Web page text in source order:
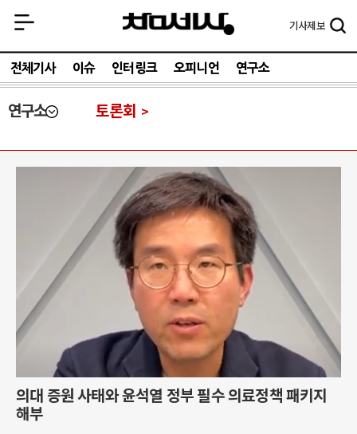
기사제보
전체기사 이슈 인터링크 오피니언 연구소
연구소 토론회
의대 증원 사태와 윤석열 정부 필수 의료정책 패키지
해부